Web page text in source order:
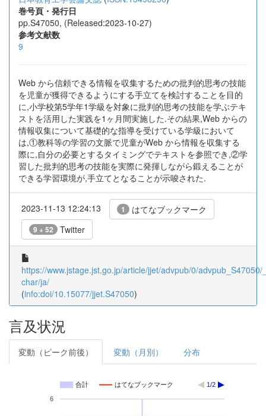
巻号頁・発行日
pp.S47050, (Released:2023-10-27)
参考文献数
9
Web から信頼できる情報を収集するための批判的思考の技能
を児童が獲得できるようにする手立てを検討することを目的
に,小学校第5学年1学級を対象に批判的思考の技能を学ぶテキ
ストを活用した実践を1ヶ月間実施した.その結果,Web からの
情報収集について基礎的な指導を受けている学級において
は,①教科等の学習の文脈で児童がWeb から情報を収集する
際に,自分の必要とするタイミングでテキストを参照でき,②学
習した批判的思考の技能を実際に発揮しながら鍛えることが
できる学習環境が,手立てとなることが示唆された.
2023-11-13 12:24:13 1 はてなブックマーク
9 + 52 Twitter
https://www.jstage.jst.go.jp/article/jjet/advpub/0/advpub_S47050/
char/ja/
(info:doi/10.15077/jjet.S47050)
言及状況
変動（ピーク前後） 変動（月別） 分布
合計 はてなブックマーク 1/2
6